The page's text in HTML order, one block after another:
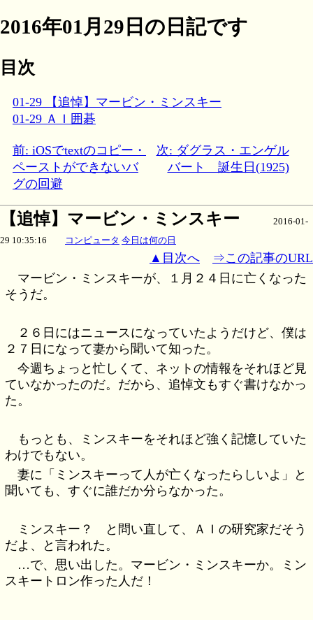
2016年01月29日の日記です
目次
01-29 【追悼】マービン・ミンスキー
01-29 ＡＩ囲碁
前: iOSでtextのコピー・
ペーストができないバ
グの回避
次: ダグラス・エンゲル
バート 誕生日(1925)
【追悼】マービン・ミンスキー
2016-01-
29 10:35:16
コンピュータ 今日は何の日
▲目次へ
⇒この記事のURL
マービン・ミンスキーが、１月２４日に亡くなった
そうだ。
２６日にはニュースになっていたようだけど、僕は
２７日になって妻から聞いて知った。
今週ちょっと忙しくて、ネットの情報をそれほど見
ていなかったのだ。だから、追悼文もすぐ書けなかっ
た。
もっとも、ミンスキーをそれほど強く記憶していた
わけでもない。
妻に「ミンスキーって人が亡くなったらしいよ」と
聞いても、すぐに誰だか分らなかった。
ミンスキー？ と問い直して、ＡＩの研究家だそう
だよ、と言われた。
…で、思い出した。マービン・ミンスキーか。ミン
スキートロン作った人だ！